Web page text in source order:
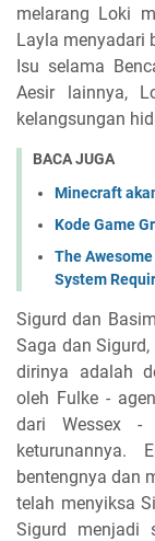
melarang Loki
Layla menyadari
Isu selama
Aesir lainnya,
kelangsungan
BACA JUGA
Minecraft
Kode Game
The
System
Sigurd dan
Saga dan
dirinya adalah
oleh Fulke -
dari Wessex -
bentengnya dan
telah menyiksa
Sigurd menjadi